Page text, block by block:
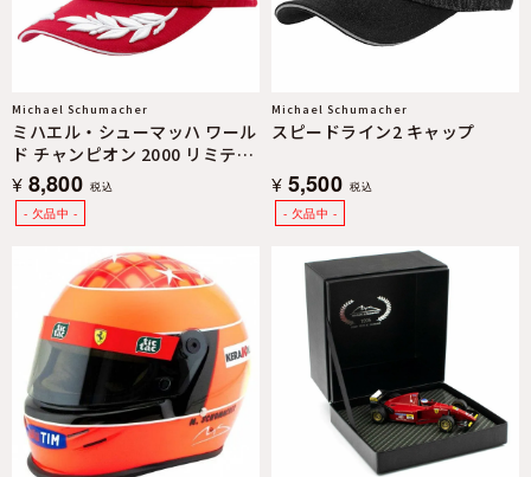
Michael Schumacher
ミハエル・シューマッハ ワール
ド チャンピオン 2000 リミテッ
ド エディション キャップ
¥ 8,800 税込
Michael Schumacher
スピードライン2 キャップ
¥ 5,500 税込